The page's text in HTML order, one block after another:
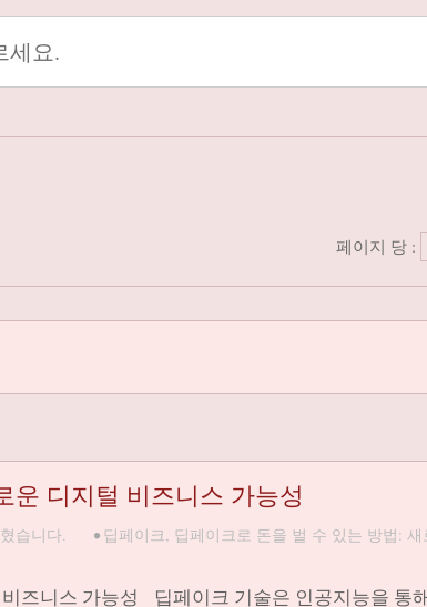
페이지 당 :
운 디지털 비즈니스 가능성
습니다. • 딥페이크, 딥페이크로 돈을 벌 수 있는 방법: 새
즈니스 가능성 딥페이크 기술은 인공지능을 통